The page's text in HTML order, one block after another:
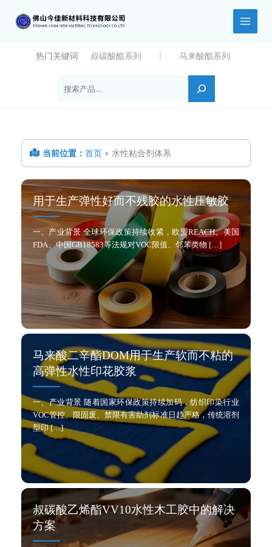
热门关键词 叔碳酸酯系列 马来酸酯系列
当前位置： 首页 » 水性粘合剂体系
用于生产弹性好而不残胶的水性压敏胶
一、产业背景 全球环保政策持续收紧，欧盟REACH、美国
FDA、中国GB18583等法规对VOC限值、邻苯类物 […]
马来酸二辛酯DOM用于生产软而不粘的
高弹性水性印花胶浆
一、产业背景 随着国家环保政策持续加码，纺织印染行业
VOC管控、限固废、禁限有害助剂标准日趋严格，传统溶剂
型印 […]
叔碳酸乙烯酯VV10水性木工胶中的解决
方案